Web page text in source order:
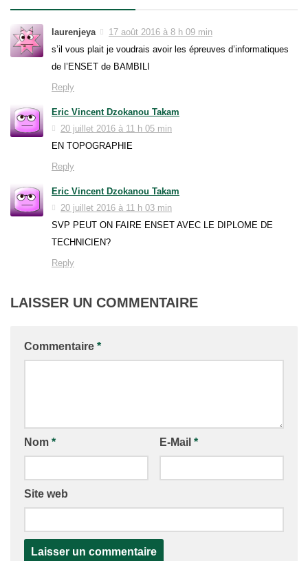
laurenjeya
17 août 2016 à 8 h 09 min
s’il vous plait je voudrais avoir les épreuves d’informatiques
de l’ENSET de BAMBILI
Reply
Eric Vincent Dzokanou Takam
20 juillet 2016 à 11 h 05 min
EN TOPOGRAPHIE
Reply
Eric Vincent Dzokanou Takam
20 juillet 2016 à 11 h 03 min
SVP PEUT ON FAIRE ENSET AVEC LE DIPLOME DE
TECHNICIEN?
Reply
LAISSER UN COMMENTAIRE
Commentaire *
Nom * E-Mail *
Site web